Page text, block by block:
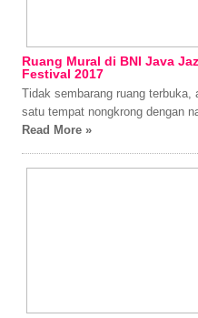
Ruang Mural di BNI Java
Festival 2017
Tidak sembarang ruang terbuka,
satu tempat nongkrong dengan
Read More »